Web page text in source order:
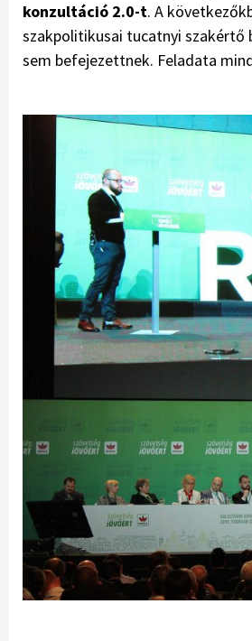
konzultáció 2.0-t. A
szakpolitikusai tucatnyi szakértő
sem befejezettnek. Feladata